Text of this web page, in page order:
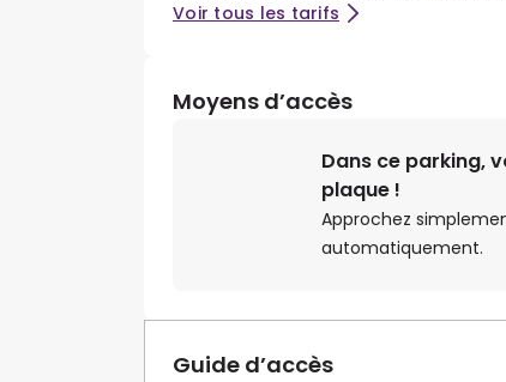
Voir tous les tarifs
Moyens d’accès
Dans ce parking,
plaque !
Approchez
automatiquement.
Guide d’accès